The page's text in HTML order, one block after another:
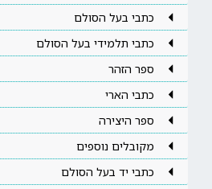
כתבי בעל הסולם
כתבי תלמידי בעל הסולם
ספר הזהר
כתבי הארי
ספר היצירה
מקובלים נוספים
כתבי יד בעל הסולם